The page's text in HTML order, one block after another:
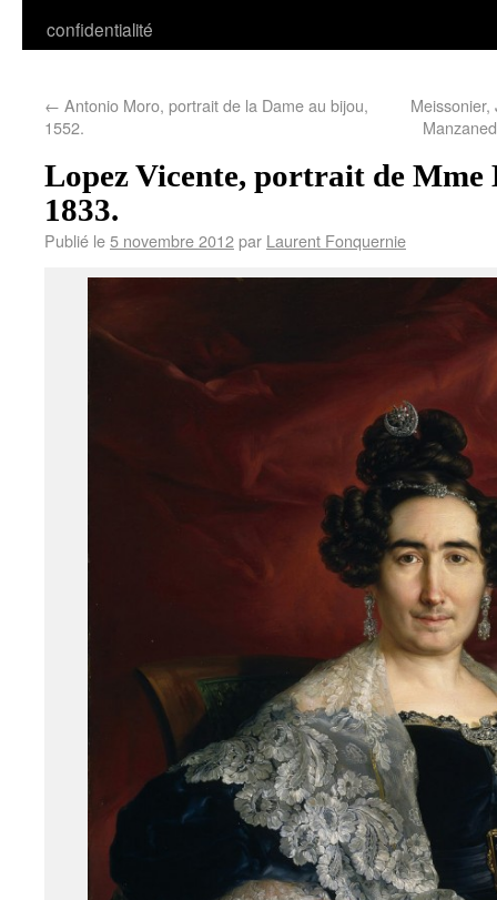
confidentialité
← Antonio Moro, portrait de la Dame au bijou,
1552.
Lopez Vicente, portrait de Mme
1833.
Publié le5 novembre 2012par Laurent Fonquernie